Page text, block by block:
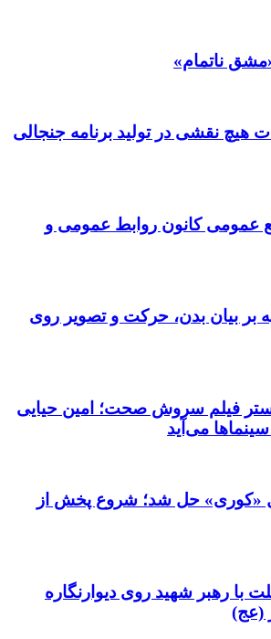
ناتمام»
هیچ نقشی در تولید برنامه جنجالی
عمومی کانون روابط عمومی و
بر بیان بدن، حرکت و تصویر روی
فیلم سروش صحت؛ امین حیایی
می‌آید
«کوری» حل شد؛ شروع پخش از
با رهبر شهید روی دیوارنگاره
(عج)